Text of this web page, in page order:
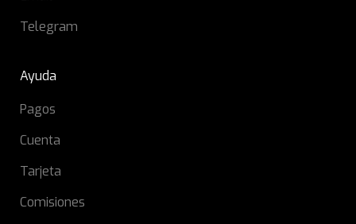
Telegram
Ayuda
Pagos
Cuenta
Tarjeta
Comisiones